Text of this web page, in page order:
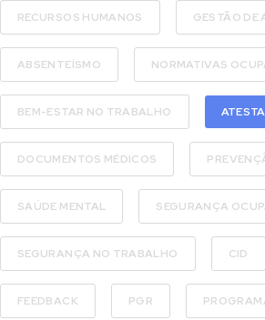
RECURSOS HUMANOS GESTÃO DE
ABSENTEÍSMO NORMATIVAS
BEM-ESTAR NO TRABALHO
DOCUMENTOS MÉDICOS
SAÚDE MENTAL SEGURANÇA
SEGURANÇA NO TRABALHO CID
FEEDBACK PGR